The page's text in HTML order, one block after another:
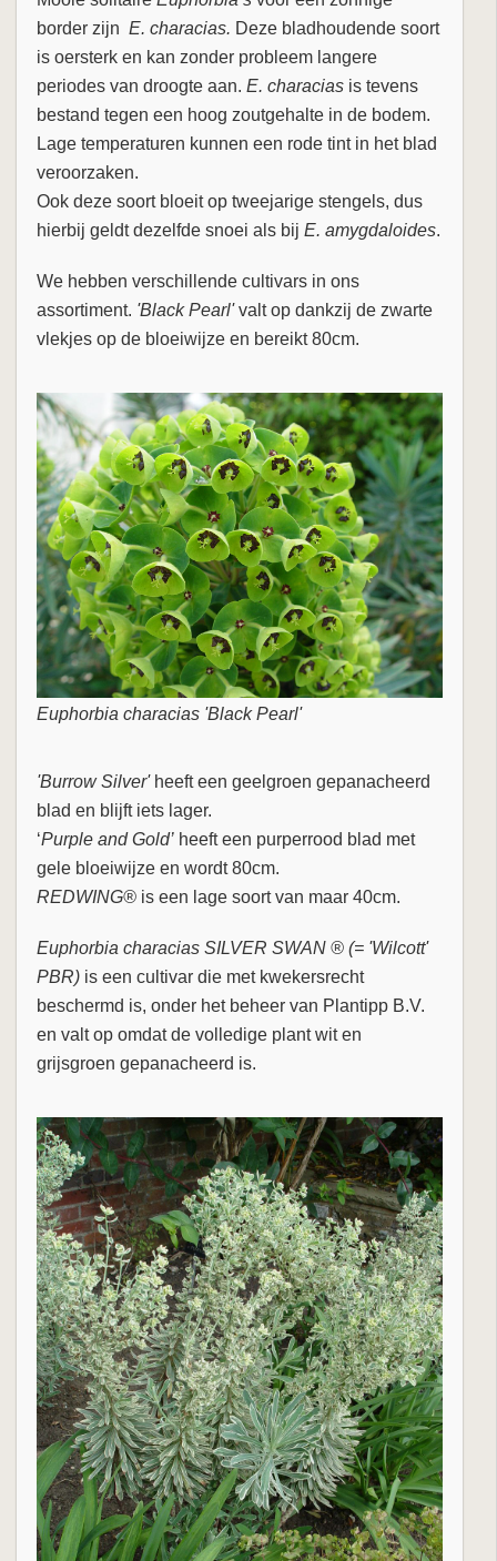
border zijn E. characias. Deze bladhoudende soort
is oersterk en kan zonder probleem langere
periodes van droogte aan. E. characias is tevens
bestand tegen een hoog zoutgehalte in de bodem.
Lage temperaturen kunnen een rode tint in het blad
veroorzaken.
Ook deze soort bloeit op tweejarige stengels, dus
hierbij geldt dezelfde snoei als bij E. amygdaloides.
We hebben verschillende cultivars in ons
assortiment. 'Black Pearl'valt op dankzij de zwarte
vlekjes op de bloeiwijze en bereikt 80cm.
Euphorbia characias 'Black Pearl'
'Burrow Silver'heeft een geelgroen gepanacheerd
blad en blijft iets lager.
‘Purple and Gold’ heeft een purperrood blad met
gele bloeiwijze en wordt 80cm.
REDWING® is een lage soort van maar 40cm.
Euphorbia characias SILVER SWAN ® (= 'Wilcott'
PBR) is een cultivar die met kwekersrecht
beschermd is, onder het beheer van Plantipp B.V.
en valt op omdat de volledige plant wit en
grijsgroen gepanacheerd is.